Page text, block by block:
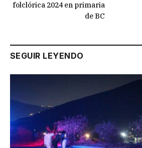
folclórica 2024 en primaria
de BC
SEGUIR LEYENDO